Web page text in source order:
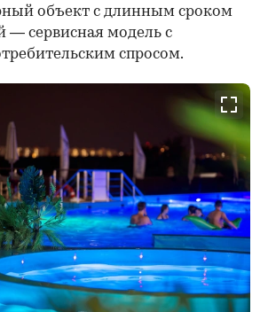
объект с длинным сроком
— сервисная модель с
спросом.